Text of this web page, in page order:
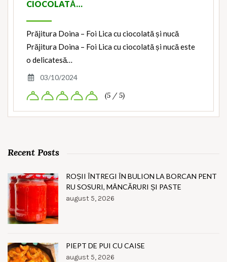
CIOCOLATĂ…
Prăjitura Doina – Foi Lica cu ciocolată și nucă
Prăjitura Doina – Foi Lica cu ciocolată și nucă este
o delicatesă…
03/10/2024
(5 / 5)
Recent Posts
ROȘII ÎNTREGI ÎN BULION LA BORCAN PENT
RU SOSURI, MÂNCĂRURI ȘI PASTE
august 5, 2026
PIEPT DE PUI CU CAISE
august 5, 2026